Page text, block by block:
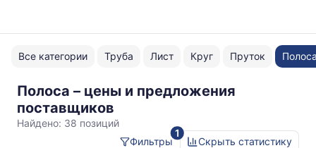
Все категории Труба Лист Круг Пруток
Полоса – цены и предложения
поставщиков
Найдено: 38 позиций
1
Фильтры
Скрыть статистику